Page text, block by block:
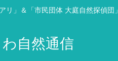
リ」＆「市民団体 大庭自然探偵団」
自然通信